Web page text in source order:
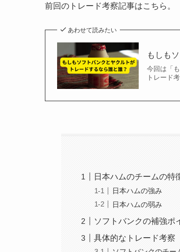
前回のトレード考察記事はこちら。
あわせて読みたい
もしも
今回は「
トレード
日本ハムのチームの特
日本ハムの強み
日本ハムの弱み
ソフトバンクの補強ポ
具体的なトレード考察